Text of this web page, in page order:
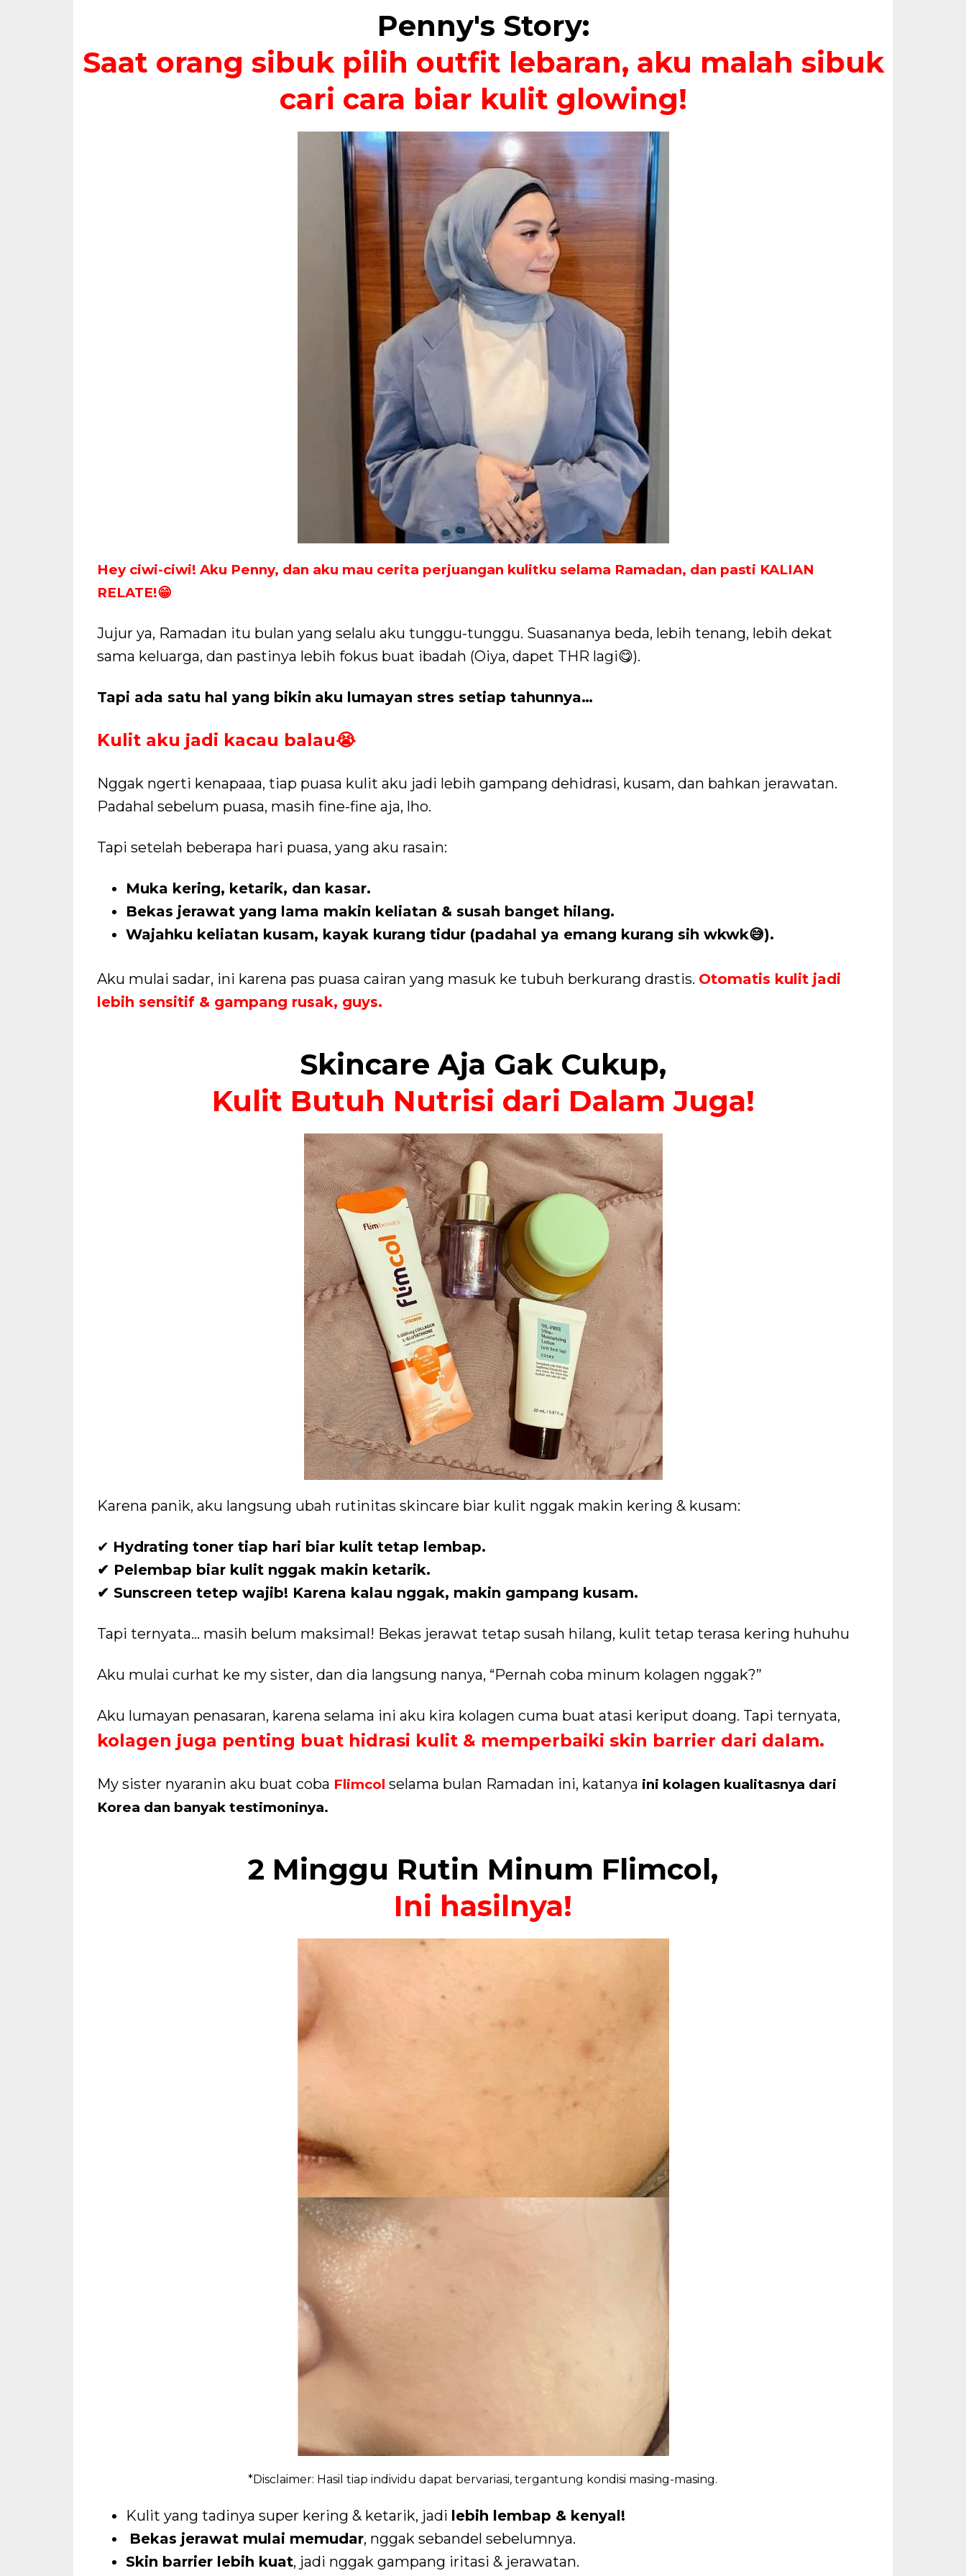
Penny's Story:
Saat orang sibuk pilih outfit lebaran, aku malah sibuk
cari cara biar kulit glowing!
Hey ciwi-ciwi! Aku Penny, dan aku mau cerita perjuangan kulitku selama Ramadan, dan pasti KALIAN
RELATE!😁
Jujur ya, Ramadan itu bulan yang selalu aku tunggu-tunggu. Suasananya beda, lebih tenang, lebih dekat
sama keluarga, dan pastinya lebih fokus buat ibadah (Oiya, dapet THR lagi😋).
Tapi ada satu hal yang bikin aku lumayan stres setiap tahunnya…
Kulit aku jadi kacau balau😭
Nggak ngerti kenapaaa, tiap puasa kulit aku jadi lebih gampang dehidrasi, kusam, dan bahkan jerawatan.
Padahal sebelum puasa, masih fine-fine aja, lho.
Tapi setelah beberapa hari puasa, yang aku rasain:
Muka kering, ketarik, dan kasar.
Bekas jerawat yang lama makin keliatan & susah banget hilang.
Wajahku keliatan kusam, kayak kurang tidur (padahal ya emang kurang sih wkwk😅).
Aku mulai sadar, ini karena pas puasa cairan yang masuk ke tubuh berkurang drastis. Otomatis kulit jadi
lebih sensitif & gampang rusak, guys.
Skincare Aja Gak Cukup,
Kulit Butuh Nutrisi dari Dalam Juga!
Karena panik, aku langsung ubah rutinitas skincare biar kulit nggak makin kering & kusam:
✔ Hydrating toner tiap hari biar kulit tetap lembap.
✔ Pelembap biar kulit nggak makin ketarik.
✔ Sunscreen tetep wajib! Karena kalau nggak, makin gampang kusam.
Tapi ternyata… masih belum maksimal! Bekas jerawat tetap susah hilang, kulit tetap terasa kering huhuhu
Aku mulai curhat ke my sister, dan dia langsung nanya, “Pernah coba minum kolagen nggak?”
Aku lumayan penasaran, karena selama ini aku kira kolagen cuma buat atasi keriput doang. Tapi ternyata,
kolagen juga penting buat hidrasi kulit & memperbaiki skin barrier dari dalam.
My sister nyaranin aku buat coba Flimcol selama bulan Ramadan ini, katanya ini kolagen kualitasnya dari
Korea dan banyak testimoninya.
2 Minggu Rutin Minum Flimcol,
Ini hasilnya!
*Disclaimer: Hasil tiap individu dapat bervariasi, tergantung kondisi masing-masing.
Kulit yang tadinya super kering & ketarik, jadi lebih lembap & kenyal!
Bekas jerawat mulai memudar, nggak sebandel sebelumnya.
Skin barrier lebih kuat, jadi nggak gampang iritasi & jerawatan.